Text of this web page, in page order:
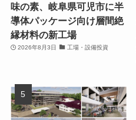
味の素、岐阜県可児市に半
導体パッケージ向け層間絶
縁材料の新工場
2026年8月3日 工場・設備投資